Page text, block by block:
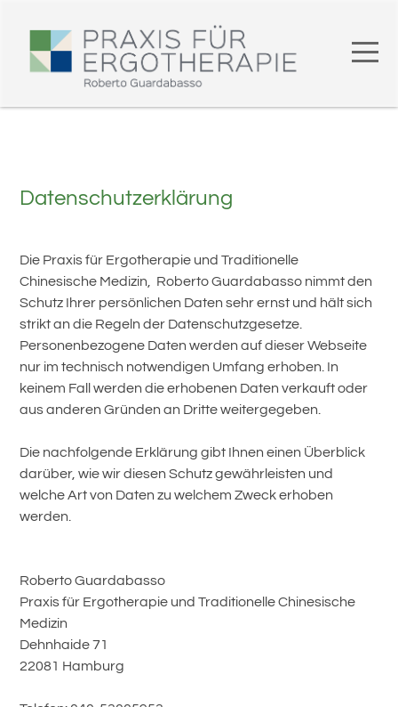
Datenschutzerklärung
Die Praxis für Ergotherapie und Traditionelle
Chinesische Medizin, Roberto Guardabasso nimmt den
Schutz Ihrer persönlichen Daten sehr ernst und hält sich
strikt an die Regeln der Datenschutzgesetze.
Personenbezogene Daten werden auf dieser Webseite
nur im technisch notwendigen Umfang erhoben. In
keinem Fall werden die erhobenen Daten verkauft oder
aus anderen Gründen an Dritte weitergegeben.
Die nachfolgende Erklärung gibt Ihnen einen Überblick
darüber, wie wir diesen Schutz gewährleisten und
welche Art von Daten zu welchem Zweck erhoben
werden.
Roberto Guardabasso
Praxis für Ergotherapie und Traditionelle Chinesische
Medizin
Dehnhaide 71
22081 Hamburg